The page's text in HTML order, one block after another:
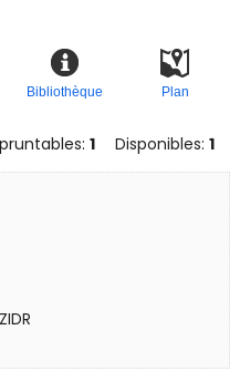
Plan
Bibliothèque
1 Disponibles:1